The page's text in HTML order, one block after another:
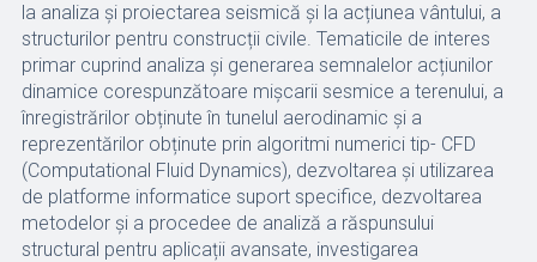
la analiza și proiectarea seismică și la acțiunea vântului, a
structurilor pentru construcții civile. Tematicile de interes
primar cuprind analiza și generarea semnalelor acțiunilor
dinamice corespunzătoare mișcarii sesmice a terenului, a
înregistrărilor obținute în tunelul aerodinamic și a
reprezentărilor obținute prin algoritmi numerici tip- CFD
(Computational Fluid Dynamics), dezvoltarea și utilizarea
de platforme informatice suport specifice, dezvoltarea
metodelor și a procedee de analiză a răspunsului
structural pentru aplicații avansate, investigarea